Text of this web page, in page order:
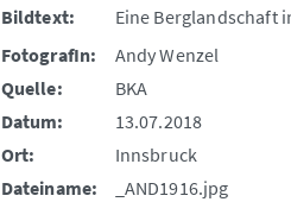
Bildtext:
Eine Berglandschaft
FotografIn:
Andy Wenzel
Quelle:
BKA
Datum:
13.07.2018
Ort:
Innsbruck
Dateiname:
_AND1916.jpg